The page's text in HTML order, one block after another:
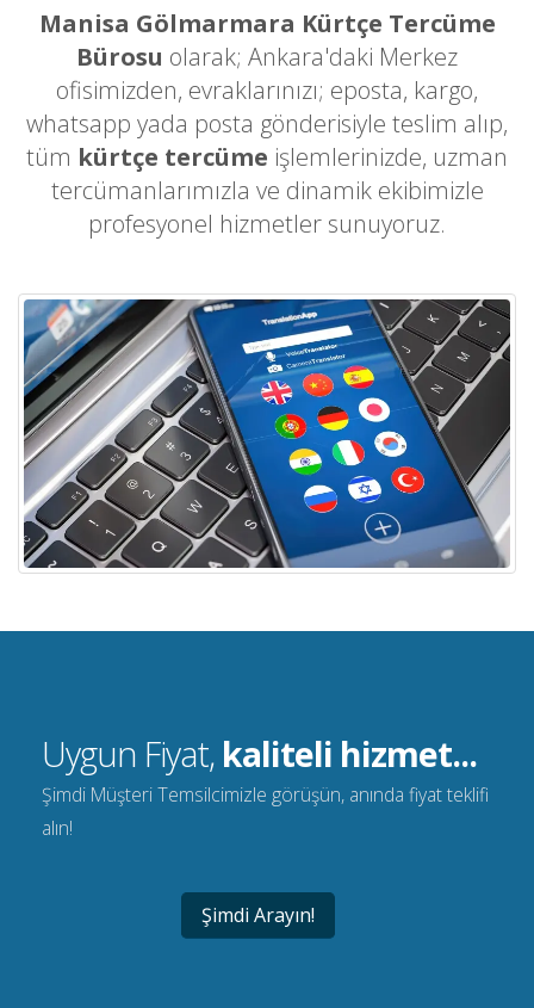
Manisa Gölmarmara Kürtçe Tercüme
Bürosu olarak; Ankara'daki Merkez
ofisimizden, evraklarınızı; eposta, kargo,
whatsapp yada posta gönderisiyle teslim alıp,
tüm kürtçe tercüme işlemlerinizde, uzman
tercümanlarımızla ve dinamik ekibimizle
profesyonel hizmetler sunuyoruz.
Uygun Fiyat, kaliteli hizmet...
Şimdi Müşteri Temsilcimizle görüşün, anında fiyat teklifi
alın!
Şimdi Arayın!